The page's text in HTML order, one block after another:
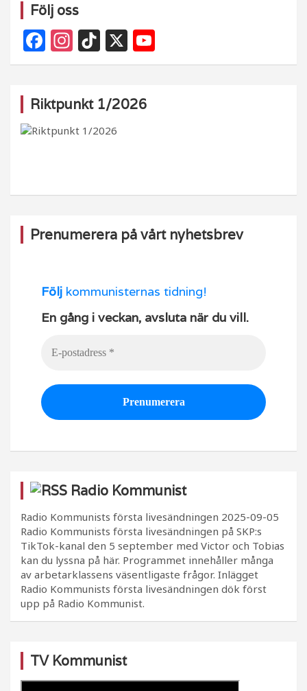
Följ oss
F
a
e
b
k
In
st
g
ra
Ti
k
o
k
X
o
Riktpunkt 1/2026
Prenumerera på vårt nyhetsbrev
Följ kommunisternas tidning!
En gång i veckan, avsluta när du vill.
Radio Kommunist
Radio Kommunists första livesändningen 2025-09-05
Radio Kommunists första livesändningen på SKP:s
TikTok-kanal den 5 september med Victor och Tobias
kan du lyssna på här. Programmet innehåller många
av arbetarklassens väsentligaste frågor. Inlägget
Radio Kommunists första livesändningen dök först
upp på Radio Kommunist.
TV Kommunist